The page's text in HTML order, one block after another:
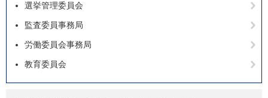
選挙管理委員会
監査委員事務局
労働委員会事務局
教育委員会